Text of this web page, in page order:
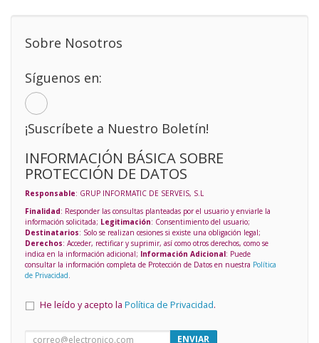
Sobre Nosotros
Síguenos en:
¡Suscríbete a Nuestro Boletín!
INFORMACIÓN BÁSICA SOBRE
PROTECCIÓN DE DATOS
Responsable: GRUP INFORMATIC DE SERVEIS, S.L
Finalidad: Responder las consultas planteadas por el usuario y enviarle la
información solicitada; Legitimación: Consentimiento del usuario;
Destinatarios: Solo se realizan cesiones si existe una obligación legal;
Derechos: Acceder, rectificar y suprimir, así como otros derechos, como se
indica en la información adicional; Información Adicional: Puede
consultar la información completa de Protección de Datos en nuestra Política
de Privacidad
He leído y acepto la Política de Privacidad.
ENVIAR